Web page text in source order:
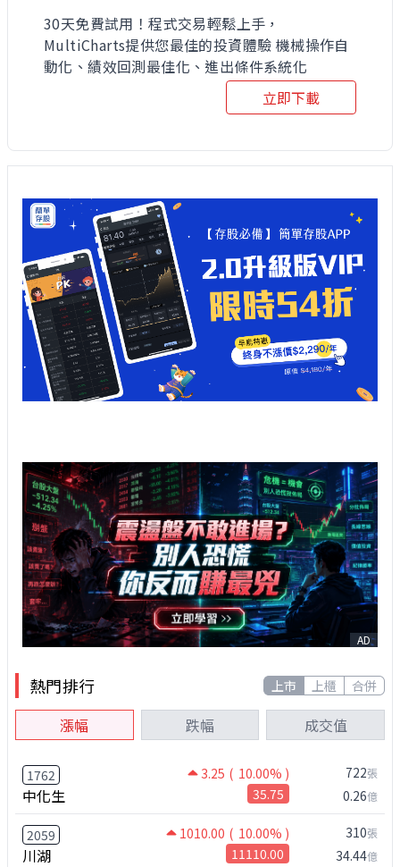
30天免費試用！程式交易輕鬆上手，
MultiCharts提供您最佳的投資體驗 機械操作自
動化、績效回測最佳化、進出條件系統化
立即下載
AD
熱門排行 上市 上櫃 合併
漲幅 跌幅 成交值
1762 3.25 ( 10.00% )
中化生 35.75
722張
0.26億
2059 1010.00 ( 10.00% )
川湖 11110.00
310張
34.44億